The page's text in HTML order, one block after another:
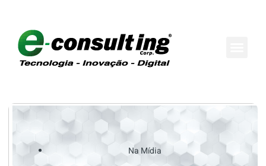
Na Mídia